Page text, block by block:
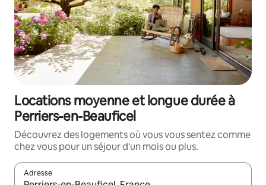
Locations moyenne et longue durée à
Perriers-en-Beauficel
Découvrez des logements où vous vous sentez comme
chez vous pour un séjour d'un mois ou plus.
Adresse